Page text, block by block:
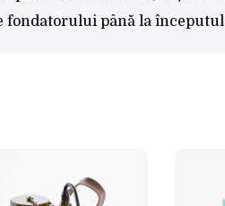
până la începutul